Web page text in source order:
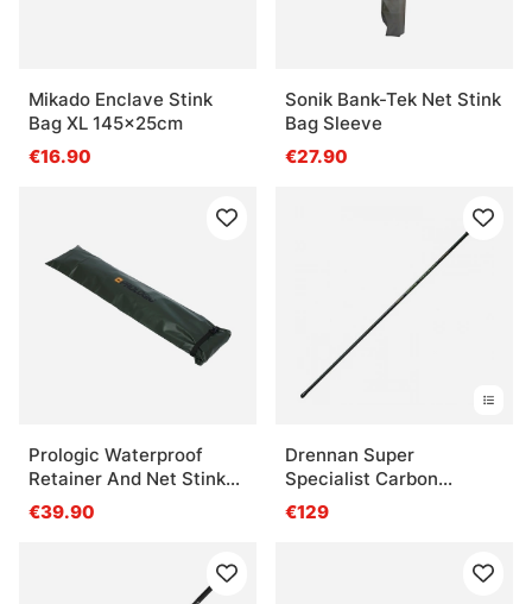
Mikado Enclave Stink
Bag XL 145x25cm
€16.90
Sonik Bank-Tek Net Stink
Bag Sleeve
€27.90
Prologic Waterproof
Retainer And Net Stink
Bag
€39.90
Drennan Super
Specialist Carbon
Twistlock
€129